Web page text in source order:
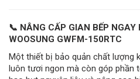
📞 NÂNG CẤP GIAN BẾP NGAY
WOOSUNG GWFM-150RTC
Một thiết bị bảo quản chất lượng
luôn tươi ngon mà còn góp phần